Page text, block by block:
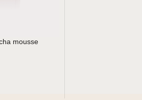
mousse